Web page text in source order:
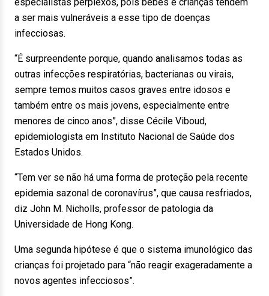
a ser mais vulneráveis a esse tipo de doenças
infecciosas.
“É surpreendente porque, quando analisamos todas as
outras infecções respiratórias, bacterianas ou virais,
sempre temos muitos casos graves entre idosos e
também entre os mais jovens, especialmente entre
menores de cinco anos”, disse Cécile Viboud,
epidemiologista em Instituto Nacional de Saúde dos
Estados Unidos.
“Tem ver se não há uma forma de proteção pela recente
epidemia sazonal de coronavírus”, que causa resfriados,
diz John M. Nicholls, professor de patologia da
Universidade de Hong Kong.
Uma segunda hipótese é que o sistema imunológico das
crianças foi projetado para “não reagir exageradamente a
novos agentes infecciosos”.